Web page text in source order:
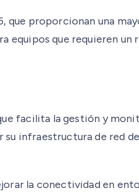
que proporcionan una
equipos que requieren un
facilita la gestión y
infraestructura de red
la conectividad en